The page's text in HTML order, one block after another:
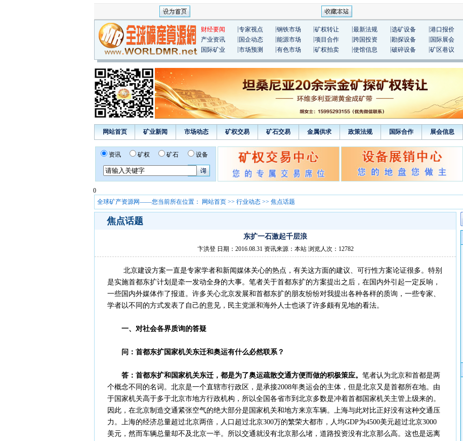
财经要闻 专家视点 钢铁市场 矿权转让 最新法规 选矿设备 港口报价
产业资讯
国企动态 能源市场 项目合作 跨国投资 勘探设备 国际展会
国际矿业
市场预测 有色市场 矿权拍卖 使馆信息 破碎设备 矿区巷议
网站首页 矿业新闻 市场动态 矿权交易 矿石交易 金属供求 政策法规 国际合作 展会信息
资讯 矿权 矿石 设备
0
全球矿产资源网——您当前所在位置：
网站首页 >> 行业动态 >> 焦点话题
焦点话题
东扩一石激起千层浪
卞洪登 日期：2016.08.31 资讯来源：本站 浏览人次：12782
北京建设方案一直是专家学者和新闻媒体关心的热点，有关这方面的建议、可行性方案论证很多。特别
是实施首都东扩计划是牵一发动全身的大事。笔者关于首都东扩的方案提出之后，在国内外引起一定反响，
一些国内外媒体作了报道。许多关心北京发展和首都东扩的朋友纷纷对我提出各种各样的质询，一些专家、
学者以不同的方式发表了自己的意见，民主党派和海外人士也谈了许多颇有见地的看法。
一、对社会各界质询的答疑
问：首都东扩国家机关东迁和奥运有什么必然联系？
答：首都东扩和国家机关东迁，都是为了奥运疏散交通方便而做的积极策应。笔者认为北京和首都是两
个概念不同的名词。北京是一个直辖市行政区，是承接2008年奥运会的主体，但是北京又是首都所在地。由
于国家机关高于多于北京市地方行政机构，所以全国各省市到北京多数是冲着首都国家机关主管上级来的。
因此，在北京制造交通紧张空气的绝大部分是国家机关和地方来京车辆。上海与此对比正好没有这种交通压
力。上海的经济总量超过北京两倍，人口超过北京300万的繁荣大都市，人均GDP为4500美元超过北京3000
美元，然而车辆总量却不及北京一半。所以交通就没有北京那么堵，道路投资没有北京那么高。这也是远离